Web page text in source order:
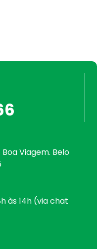
Viagem. Belo
às 14h (via chat